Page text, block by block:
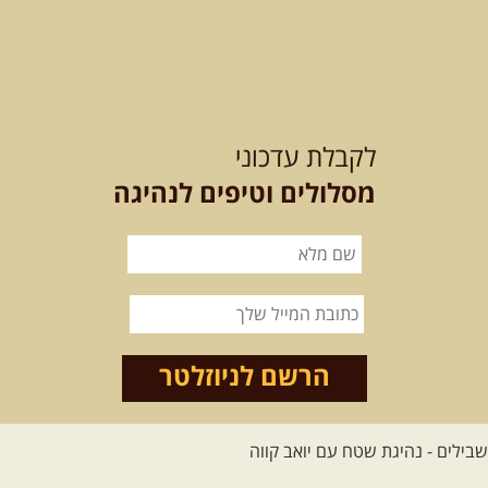
האם אתם מחפשים חוויה מיוחדת
בטבע? מחפשים חוויה שתעניק לכם ...
שישי- ממרומי
הגליל העליון למורדות הירדן
נצא מג'ש שבמורדות הר מירון, נמשיך
לאורך נחל דישון ונעצור ...[המשך]
לכל הטיולים
לקבלת עדכוני
מסלולים וטיפים לנהיגה
הרשם לניוזלטר